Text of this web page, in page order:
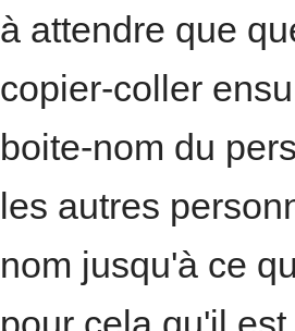
à attendre que
copier-coller
boite-nom du
les autres
nom jusqu'à ce